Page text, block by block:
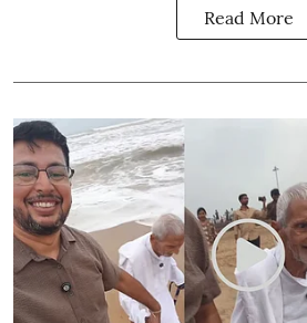
Read More